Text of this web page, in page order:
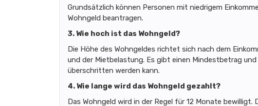
Grundsätzlich können Personen mit niedrigem
Wohngeld beantragen.
3. Wie hoch ist das Wohngeld?
Die Höhe des Wohngeldes richtet sich nach dem
und der Mietbelastung. Es gibt einen Mindestbetrag
überschritten werden kann.
4. Wie lange wird das Wohngeld gezahlt?
Das Wohngeld wird in der Regel für 12 Monate